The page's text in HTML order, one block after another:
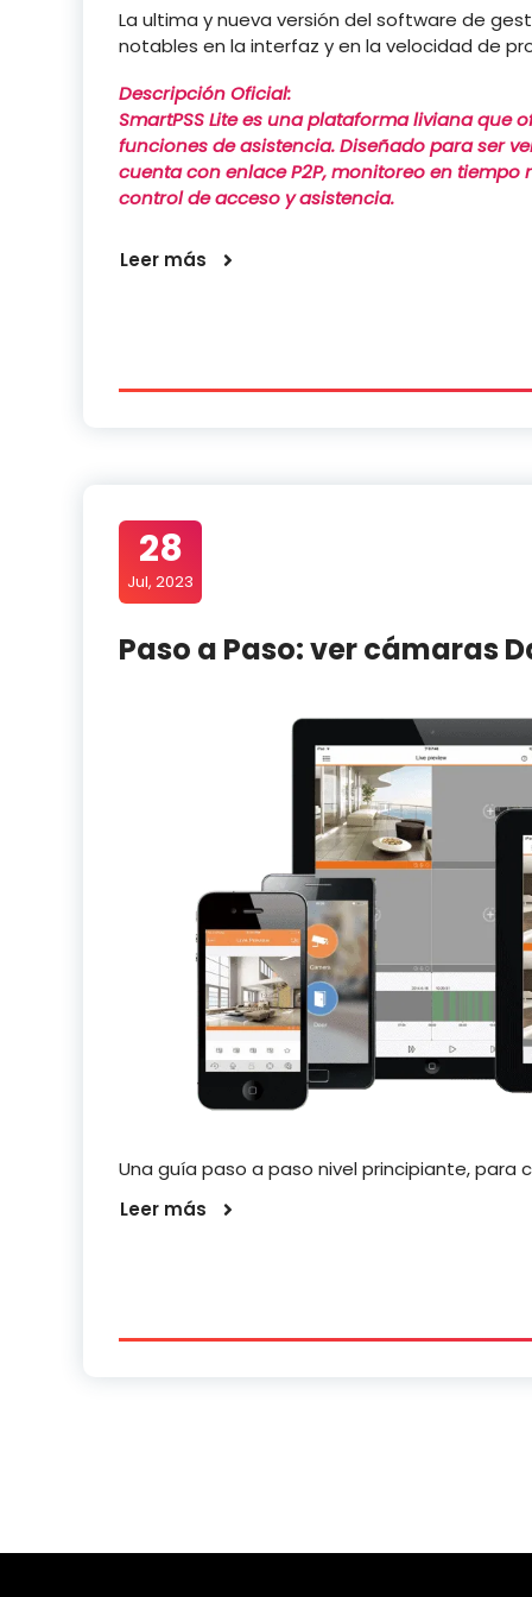
La ultima y nueva versión del software de
notables en la interfaz y en la velocidad de
Descripción Oficial:
SmartPSS Lite es una plataforma liviana que
funciones de asistencia. Diseñado para ser
cuenta con enlace P2P, monitoreo en
control de acceso y asistencia.
Leer más
28
Jul, 2023
Paso a Paso: ver cámaras
Una guía paso a paso nivel principiante, para
Leer más